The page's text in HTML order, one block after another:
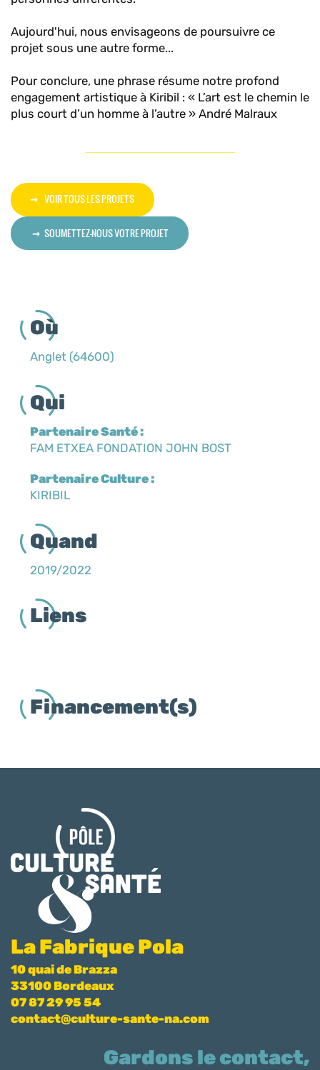
Aujourd'hui, nous envisageons de poursuivre ce
projet sous une autre forme...
Pour conclure, une phrase résume notre profond
engagement artistique à Kiribil : « L’art est le chemin le
plus court d’un homme à l’autre » André Malraux
VOIR TOUS LES PROJETS
SOUMETTEZ-NOUS VOTRE PROJET
Où
Anglet (64600)
Qui
Partenaire Santé :
FAM ETXEA FONDATION JOHN BOST
Partenaire Culture :
KIRIBIL
Quand
2019/2022
Liens
Financement(s)
La Fabrique Pola
10 quai de Brazza
33100 Bordeaux
07 87 29 95 54
contact@culture-sante-na.com
Gardons le contact,